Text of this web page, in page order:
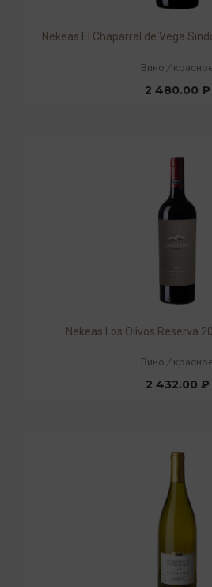
Nekeas El Chaparral de Vega
Вино /
2 480.00 ₽
Nekeas Los Olivos Reserva
Вино /
2 432.00 ₽